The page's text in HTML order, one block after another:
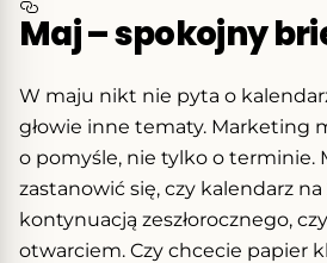
Maj – spokojny
W maju nikt nie pyta o
głowie inne tematy. Marketing
o pomyśle, nie tylko o terminie.
zastanowić się, czy kalendarz
kontynuacją zeszłorocznego,
otwarciem. Czy chcecie papier